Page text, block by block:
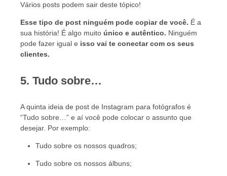
Vários posts podem sair deste tópico!
Esse tipo de post ninguém pode copiar de você. É a
sua história! É algo muito único e autêntico. Ninguém
pode fazer igual e isso vai te conectar com os seus
clientes.
5. Tudo sobre…
A quinta ideia de post de Instagram para fotógrafos é
“Tudo sobre…” e aí você pode colocar o assunto que
desejar. Por exemplo:
Tudo sobre os nossos quadros;
Tudo sobre os nossos álbuns;